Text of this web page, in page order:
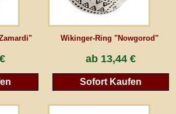
Wikinger-Ring "Nowgorod"
ab 13,44 €
Sofort Kaufen
Ländern). Durchgestrichene Preise entsprechen dem
Zur klassischen Website